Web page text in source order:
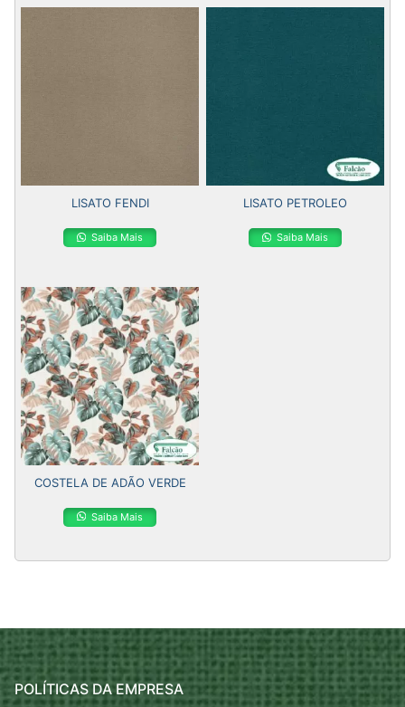
LISATO FENDI
Saiba Mais
LISATO PETROLEO
Saiba Mais
COSTELA DE ADÃO VERDE
Saiba Mais
POLÍTICAS DA EMPRESA